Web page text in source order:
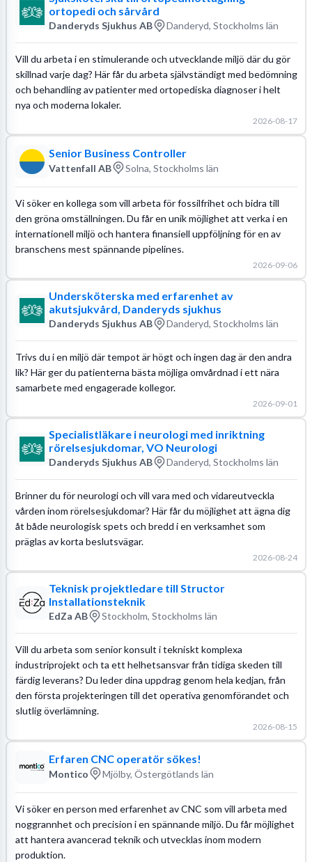
ortopedi och sårvård
Danderyds Sjukhus AB Danderyd, Stockholms län
Vill du arbeta i en stimulerande och utvecklande miljö där du gör
skillnad varje dag? Här får du arbeta självständigt med bedömning
och behandling av patienter med ortopediska diagnoser i helt
nya och moderna lokaler.
2026-08-17
Senior Business Controller
Vattenfall AB Solna, Stockholms län
Vi söker en kollega som vill arbeta för fossilfrihet och bidra till
den gröna omställningen. Du får en unik möjlighet att verka i en
internationell miljö och hantera finansiell uppföljning för en av
branschens mest spännande pipelines.
2026-09-06
Undersköterska med erfarenhet av
akutsjukvård, Danderyds sjukhus
Danderyds Sjukhus AB Danderyd, Stockholms län
Trivs du i en miljö där tempot är högt och ingen dag är den andra
lik? Här ger du patienterna bästa möjliga omvårdnad i ett nära
samarbete med engagerade kollegor.
2026-09-01
Specialistläkare i neurologi med inriktning
rörelsesjukdomar, VO Neurologi
Danderyds Sjukhus AB Danderyd, Stockholms län
Brinner du för neurologi och vill vara med och vidareutveckla
vården inom rörelsesjukdomar? Här får du möjlighet att ägna dig
åt både neurologisk spets och bredd i en verksamhet som
präglas av korta beslutsvägar.
2026-08-24
Teknisk projektledare till Structor
Installationsteknik
EdZa AB Stockholm, Stockholms län
Vill du arbeta som senior konsult i tekniskt komplexa
industriprojekt och ta ett helhetsansvar från tidiga skeden till
färdig leverans? Du leder dina uppdrag genom hela kedjan, från
den första projekteringen till det operativa genomförandet och
slutlig överlämning.
2026-08-15
Erfaren CNC operatör sökes!
Montico Mjölby, Östergötlands län
Vi söker en person med erfarenhet av CNC som vill arbeta med
noggrannhet och precision i en spännande miljö. Du får möjlighet
att hantera avancerad teknik och utvecklas inom modern
produktion.